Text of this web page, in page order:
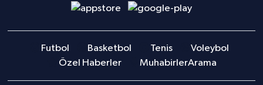
Futbol Basketbol Tenis
Voleybol
Özel Haberler
MuhabirlerArama